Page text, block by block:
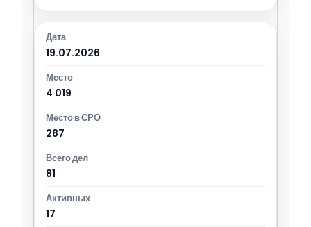
19.07.2026
4 019
287
81
17